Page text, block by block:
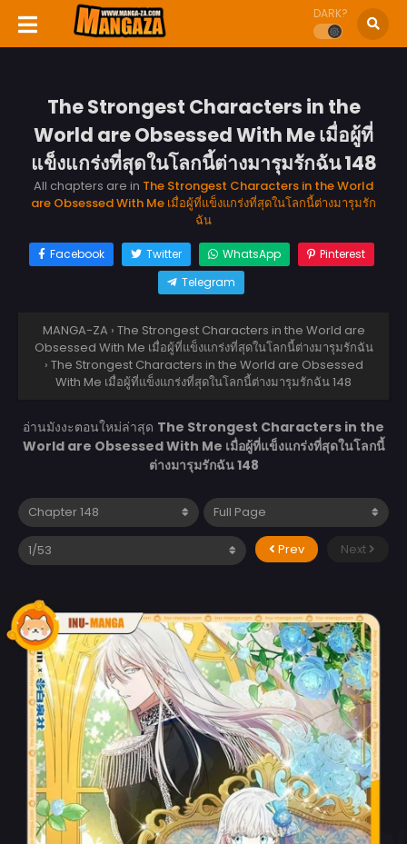
DARK?
The Strongest Characters in the
World are Obsessed With Me เมื่อผู้ที่
แข็งแกร่งที่สุดในโลกนี้ต่างมารุมรักฉัน 148
All chapters are in The Strongest Characters in the World
are Obsessed With Me เมื่อผู้ที่แข็งแกร่งที่สุดในโลกนี้ต่างมารุมรัก
ฉัน
Facebook Twitter WhatsApp
Pinterest
Telegram
MANGA-ZA › The Strongest Characters in the World are
Obsessed With Me เมื่อผู้ที่แข็งแกร่งที่สุดในโลกนี้ต่างมารุมรักฉัน
› The Strongest Characters in the World are Obsessed
With Me เมื่อผู้ที่แข็งแกร่งที่สุดในโลกนี้ต่างมารุมรักฉัน 148
อ่านมังงะตอนใหม่ล่าสุด The Strongest Characters in the
World are Obsessed With Me เมื่อผู้ที่แข็งแกร่งที่สุดในโลกนี้
ต่างมารุมรักฉัน 148
Prev Next